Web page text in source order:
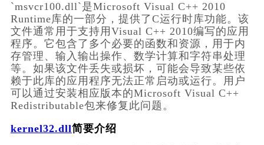
`msvcr100.dll`是Microsoft Visual C++ 2010
Runtime库的一部分，提供了C运行时库功能。该
文件通常用于支持用Visual C++ 2010编写的应用
程序。它包含了多个必要的函数和资源，用于内
存管理、输入输出操作、数学计算和字符串处理
等。如果该文件丢失或损坏，可能会导致某些依
赖于此库的应用程序无法正常启动或运行。用户
可以通过安装相应版本的Microsoft Visual C++
Redistributable包来修复此问题。
kernel32.dll简要介绍